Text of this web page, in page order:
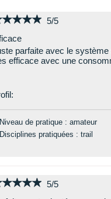
5/5
parfaite avec le
efficace avec une
de pratique : amateur
pratiquées : trail
5/5